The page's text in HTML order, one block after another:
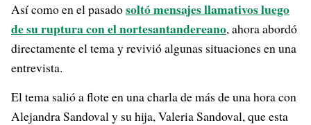
Así como en el pasadosoltó mensajes llamativos luego
de su ruptura con el nortesantandereano, ahora abordó
directamente el tema y revivió algunas situaciones en una
entrevista.
El tema salió a flote en una charla de más de una hora con
Alejandra Sandoval y su hija, Valeria Sandoval, que esta